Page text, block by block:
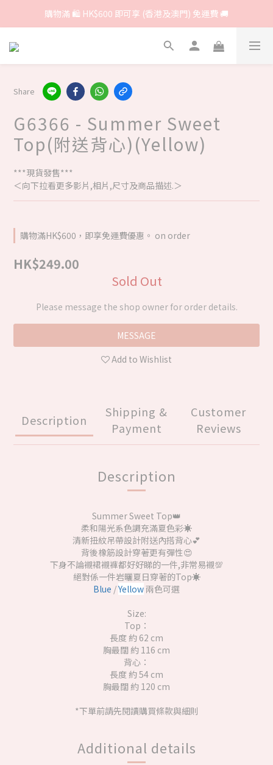
購物滿 🛍 HK$600 即可享 (香港及澳門) 免運費 🚚
Share
G6366 - Summer Sweet
Top(附送背心)(Yellow)
***現貨發售***
＜向下拉看更多影片,相片,尺寸及商品描述.＞
購物滿HK$600，即享免運費優惠。 on order
HK$249.00
Sold Out
Please message the shop owner for order details.
MESSAGE
Add to Wishlist
Description
Shipping &
Payment
Customer
Reviews
Description
Summer Sweet Top👑
柔和陽光系色調充滿夏色彩☀️
清新扭紋吊帶設計附送內搭背心💕
背後橡筋設計穿著更有彈性😍
下身不論襯裙襯褲都好好睇的一件,非常易襯💯
絕對係一件岩曬夏日穿著的Top☀️
Blue /Yellow兩色可選
Size:
Top：
長度 約 62 cm
胸最闊 約 116 cm
背心：
長度 約 54 cm
胸最闊 約 120 cm
*下單前請先閱讀購買條款與細則
Additional details